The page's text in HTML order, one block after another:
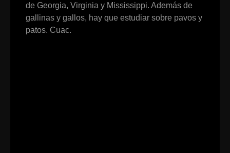
de Georgia, Virginia y Mississippi. Además de
gallinas y gallos, hay que estudiar sobre pavos y
patos. Cuac.